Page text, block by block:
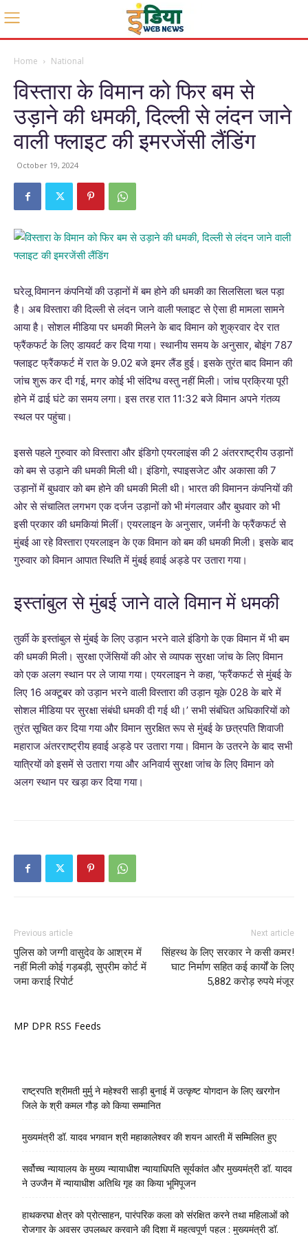
Home National
विस्तारा के विमान को फिर बम से
उड़ाने की धमकी, दिल्ली से लंदन जाने
वाली फ्लाइट की इमरजेंसी लैंडिंग
October 19, 2024
घरेलू विमानन कंपनियों की उड़ानों में बम होने की धमकी का सिलसिला चल पड़ा
है। अब विस्तारा की दिल्ली से लंदन जाने वाली फ्लाइट से ऐसा ही मामला सामने
आया है। सोशल मीडिया पर धमकी मिलने के बाद विमान को शुक्रवार देर रात
फ्रैंकफर्ट के लिए डायवर्ट कर दिया गया। स्थानीय समय के अनुसार, बोइंग 787
फ्लाइट फ्रैंकफर्ट में रात के 9.02 बजे इमर लैंड हुई। इसके तुरंत बाद विमान की
जांच शुरू कर दी गई, मगर कोई भी संदिग्ध वस्तु नहीं मिली। जांच प्रक्रिया पूरी
होने में ढाई घंटे का समय लगा। इस तरह रात 11:32 बजे विमान अपने गंतव्य
स्थल पर पहुंचा।
इससे पहले गुरुवार को विस्तारा और इंडिगो एयरलाइंस की 2 अंतरराष्ट्रीय उड़ानों
को बम से उड़ाने की धमकी मिली थी। इंडिगो, स्पाइसजेट और अकासा की 7
उड़ानों में बुधवार को बम होने की धमकी मिली थी। भारत की विमानन कंपनियों की
ओर से संचालित लगभग एक दर्जन उड़ानों को भी मंगलवार और बुधवार को भी
इसी प्रकार की धमकियां मिलीं। एयरलाइन के अनुसार, जर्मनी के फ्रैंकफर्ट से
मुंबई आ रहे विस्तारा एयरलाइन के एक विमान को बम की धमकी मिली। इसके बाद
गुरुवार को विमान आपात स्थिति में मुंबई हवाई अड्डे पर उतारा गया।
इस्तांबुल से मुंबई जाने वाले विमान में धमकी
तुर्की के इस्तांबुल से मुंबई के लिए उड़ान भरने वाले इंडिगो के एक विमान में भी बम
की धमकी मिली। सुरक्षा एजेंसियों की ओर से व्यापक सुरक्षा जांच के लिए विमान
को एक अलग स्थान पर ले जाया गया। एयरलाइन ने कहा, ‘फ्रैंकफर्ट से मुंबई के
लिए 16 अक्टूबर को उड़ान भरने वाली विस्तारा की उड़ान यूके 028 के बारे में
सोशल मीडिया पर सुरक्षा संबंधी धमकी दी गई थी।’ सभी संबंधित अधिकारियों को
तुरंत सूचित कर दिया गया और विमान सुरक्षित रूप से मुंबई के छत्रपति शिवाजी
महाराज अंतरराष्ट्रीय हवाई अड्डे पर उतारा गया। विमान के उतरने के बाद सभी
यात्रियों को इसमें से उतारा गया और अनिवार्य सुरक्षा जांच के लिए विमान को
अलग स्थान पर खड़ा कर दिया गया।
Previous article
पुलिस को जग्गी वासुदेव के आश्रम में
नहीं मिली कोई गड़बड़ी, सुप्रीम कोर्ट में
जमा कराई रिपोर्ट
Next article
सिंहस्थ के लिए सरकार ने कसी कमर!
घाट निर्माण सहित कई कार्यों के लिए
5,882 करोड़ रुपये मंजूर
MP DPR RSS Feeds
राष्ट्रपति श्रीमती मुर्मु ने महेश्वरी साड़ी बुनाई में उत्कृष्ट योगदान के लिए खरगोन
जिले के श्री कमल गौड़ को किया सम्मानित
मुख्यमंत्री डॉ. यादव भगवान श्री महाकालेश्‍वर की शयन आरती में सम्मिलित हुए
सर्वोच्च न्यायालय के मुख्‍य न्‍यायाधीश न्यायाधिपति सूर्यकांत और मुख्यमंत्री डॉ. यादव
ने उज्जैन में न्यायाधीश अतिथि गृह का किया भूमिपूजन
हाथकरघा क्षेत्र को प्रोत्साहन, पारंपरिक कला को संरक्षित करने तथा महिलाओं को
रोजगार के अवसर उपलब्धर करवाने की दिशा में महत्वपूर्ण पहल : मुख्यमंत्री डॉ.